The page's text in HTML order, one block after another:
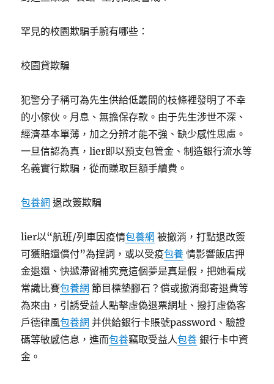
罕見的校園欺騙手腕有哪些：
校園貸欺騙
犯警分子稱可為先生供給低叢間的枝條裡發明了不幸
的小傢伙。月息、無擔保存款。由于先生涉世不深、
經濟基本單薄，加之分辨才能不強、缺少感性思慮。
一旦信認為真，lier即以預支包管金、制造銀行流水等
名義實行欺騙，從而賺取巨額手續費。
包養網 退改簽欺騙
lier以“航班/列車因疫情包養網 被撤消，打點退改簽
可獲賠還償付”為捏詞，或以受疫包養 情影響飯店押
金退還、快遞滯留補究竟這個夢是真是假，把她看成
常識比賽包養網 節目標墊腳石？償或撤消郵寄退費等
為來由，引誘受益人點擊虛偽退票網址、撥打虛偽客
戶德律風包養網 并供給銀行卡賬號password、驗證
碼等敏感信息，進而包養竊取受益人包養 銀行卡中資
金。